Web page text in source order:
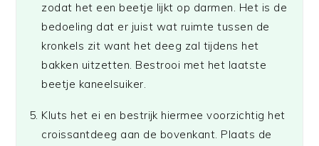
zodat het een beetje lijkt op darmen. Het is de
bedoeling dat er juist wat ruimte tussen de
kronkels zit want het deeg zal tijdens het
bakken uitzetten. Bestrooi met het laatste
beetje kaneelsuiker.
Kluts het ei en bestrijk hiermee voorzichtig het
croissantdeeg aan de bovenkant. Plaats de